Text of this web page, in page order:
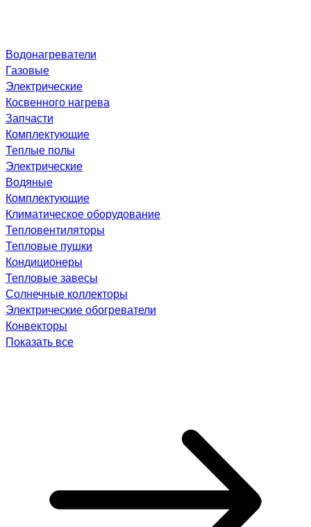
Водонагреватели
Газовые
Электрические
Косвенного нагрева
Запчасти
Комплектующие
Теплые полы
Электрические
Водяные
Комплектующие
Климатическое оборудование
Тепловентиляторы
Тепловые пушки
Кондиционеры
Тепловые завесы
Солнечные коллекторы
Электрические обогреватели
Конвекторы
Показать все